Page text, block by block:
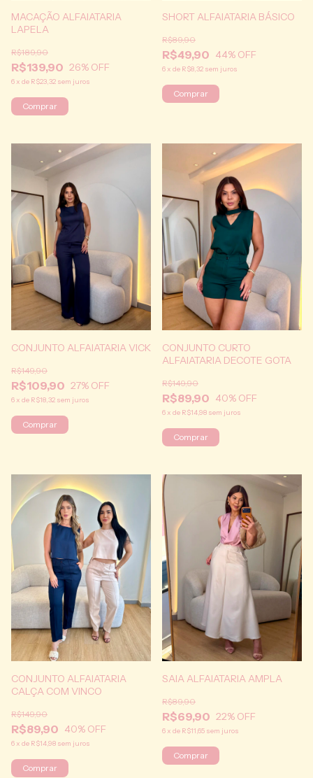
MACAÇÃO ALFAIATARIA
LAPELA
R$139,90
R$189,90
26% OFF
6 x de R$23,32 sem juros
Comprar
SHORT ALFAIATARIA BÁSICO
R$49,90
R$89,90
44% OFF
6 x de R$8,32 sem juros
Comprar
CONJUNTO ALFAIATARIA VICK
R$109,90
R$149,90
27% OFF
6 x de R$18,32 sem juros
Comprar
CONJUNTO CURTO
ALFAIATARIA DECOTE GOTA
R$89,90
R$149,90
40% OFF
6 x de R$14,98 sem juros
Comprar
CONJUNTO ALFAIATARIA
CALÇA COM VINCO
R$89,90
R$149,90
40% OFF
6 x de R$14,98 sem juros
Comprar
SAIA ALFAIATARIA AMPLA
R$69,90
R$89,90
22% OFF
6 x de R$11,65 sem juros
Comprar